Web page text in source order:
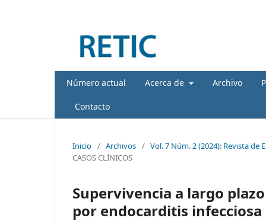
Número actual Acerca de Archivo
Contacto
Inicio / Archivos / Vol. 7 Núm. 2 (2024): Revista de
CASOS CLÍNICOS
Supervivencia a largo
por endocarditis infecciosa